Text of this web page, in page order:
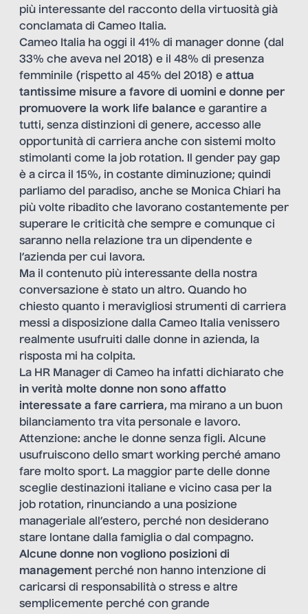
più interessante del racconto della virtuosità già
conclamata di Cameo Italia.
Cameo Italia ha oggi il 41% di manager donne (dal
33% che aveva nel 2018) e il 48% di presenza
femminile (rispetto al 45% del 2018) e attua
tantissime misure a favore di uomini e donne per
promuovere la work life balance e garantire a
tutti, senza distinzioni di genere, accesso alle
opportunità di carriera anche con sistemi molto
stimolanti come la job rotation. Il gender pay gap
è a circa il 15%, in costante diminuzione; quindi
parliamo del paradiso, anche se Monica Chiari ha
più volte ribadito che lavorano costantemente per
superare le criticità che sempre e comunque ci
saranno nella relazione tra un dipendente e
l’azienda per cui lavora.
Ma il contenuto più interessante della nostra
conversazione è stato un altro. Quando ho
chiesto quanto i meravigliosi strumenti di carriera
messi a disposizione dalla Cameo Italia venissero
realmente usufruiti dalle donne in azienda, la
risposta mi ha colpita.
La HR Manager di Cameo ha infatti dichiarato che
in verità molte donne non sono affatto
interessate a fare carriera, ma mirano a un buon
bilanciamento tra vita personale e lavoro.
Attenzione: anche le donne senza figli. Alcune
usufruiscono dello smart working perché amano
fare molto sport. La maggior parte delle donne
sceglie destinazioni italiane e vicino casa per la
job rotation, rinunciando a una posizione
manageriale all’estero, perché non desiderano
stare lontane dalla famiglia o dal compagno.
Alcune donne non vogliono posizioni di
management perché non hanno intenzione di
caricarsi di responsabilità o stress e altre
semplicemente perché con grande